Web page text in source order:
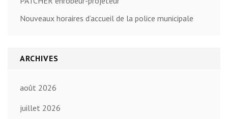
Nouveaux horaires d’accueil de la police municipale
ARCHIVES
août 2026
juillet 2026